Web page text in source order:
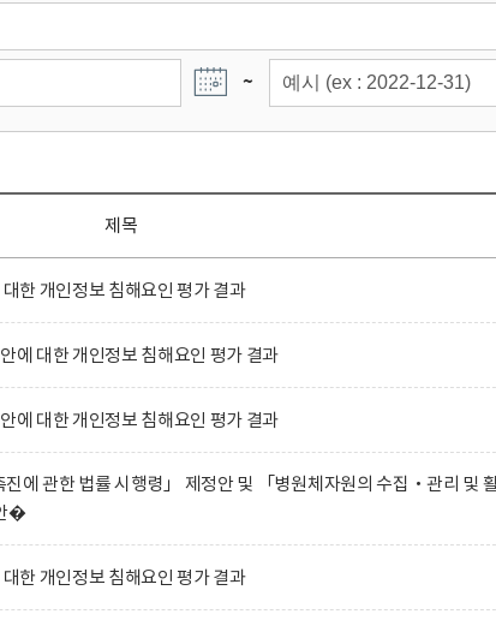
~
제목
한 개인정보 침해요인 평가 결과
에 대한 개인정보 침해요인 평가 결과
에 대한 개인정보 침해요인 평가 결과
진에 관한 법률 시행령」 제정안 및 「병원체자원의 수집‧관리 및
�
한 개인정보 침해요인 평가 결과